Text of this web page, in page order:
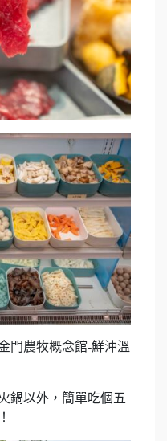
門農牧概念館-鮮沖溫
鍋以外，簡單吃個五